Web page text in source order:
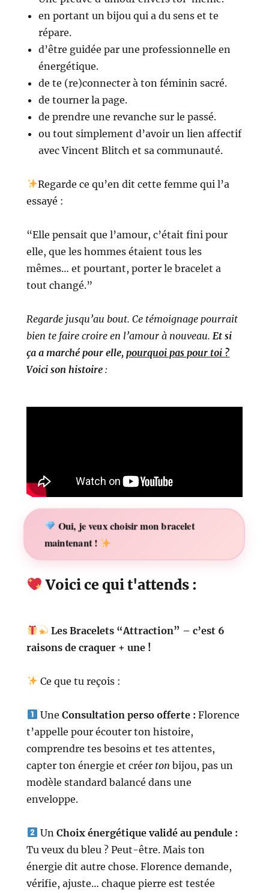
en portant un bijou qui a du sens et te
répare.
d’être guidée par une professionnelle en
énergétique.
de te (re)connecter à ton féminin sacré.
de tourner la page.
de prendre une revanche sur le passé.
ou tout simplement d’avoir un lien affectif
avec Vincent Blitch et sa communauté.
Regarde ce qu’en dit cette femme qui l’a
essayé :
“Elle pensait que l’amour, c’était fini pour
elle, que les hommes étaient tous les
mêmes… et pourtant, porter le bracelet a
tout changé.”
Regarde jusqu’au bout. Ce témoignage pourrait
bien te faire croire en l’amour à nouveau. Et si
ça a marché pour elle,pourquoi pas pour toi ?
Voici son histoire :
Oui, je veux choisir mon bracelet
maintenant !
Voici ce qui t'attends :
Les Bracelets “Attraction” – c’est 6
raisons de craquer + une !
Ce que tu reçois :
Une Consultation perso offerte : Florence
t’appelle pour écouter ton histoire,
comprendre tes besoins et tes attentes,
capter ton énergie et créer ton bijou, pas un
modèle standard balancé dans une
enveloppe.
Un Choix énergétique validé au pendule :
Tu veux du bleu ? Peut-être. Mais ton
énergie dit autre chose. Florence demande,
vérifie, ajuste… chaque pierre est testée